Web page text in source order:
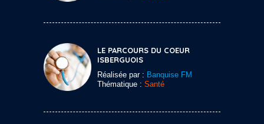
LE PARCOURS DU COEUR
ISBERGUOIS
Réalisée par : Banquise FM
Thématique : Santé